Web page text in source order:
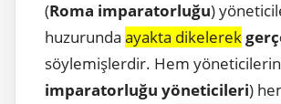
(Roma imparatorluğu)
huzurunda ayakta dikelerek
söylemişlerdir. Hem
imparatorluğu yöneticileri)